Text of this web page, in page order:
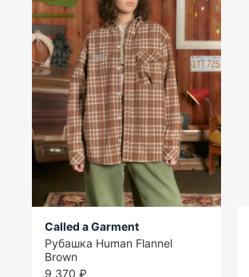
Called a Garment
Рубашка Human Flannel
Brown
9 370 ₽